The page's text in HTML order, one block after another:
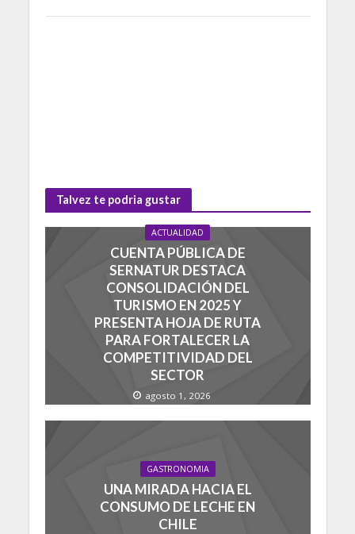
Talvez te podria gustar
ACTUALIDAD
CUENTA PÚBLICA DE
SERNATUR DESTACA
CONSOLIDACIÓN DEL
TURISMO EN 2025 Y
PRESENTA HOJA DE RUTA
PARA FORTALECER LA
COMPETITIVIDAD DEL
SECTOR
agosto 1, 2026
GASTRONOMIA
UNA MIRADA HACIA EL
CONSUMO DE LECHE EN
CHILE